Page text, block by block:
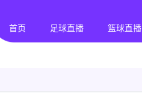
首页 足球直播 篮球直播